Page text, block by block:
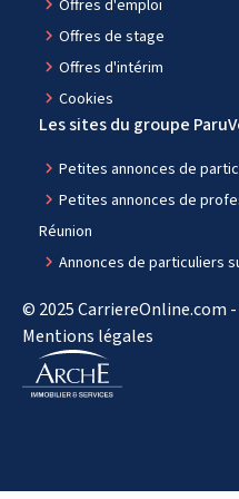
navigate_next Offres d'emploi
navigate_next Offres de stage
navigate_next Offres d'intérim
navigate_next Cookies
Les sites du groupe
navigate_next Petites annonces de
navigate_next Petites annonces de
Réunion
navigate_next Annonces de particuliers
© 2025 CarriereOnline.com
Mentions légales